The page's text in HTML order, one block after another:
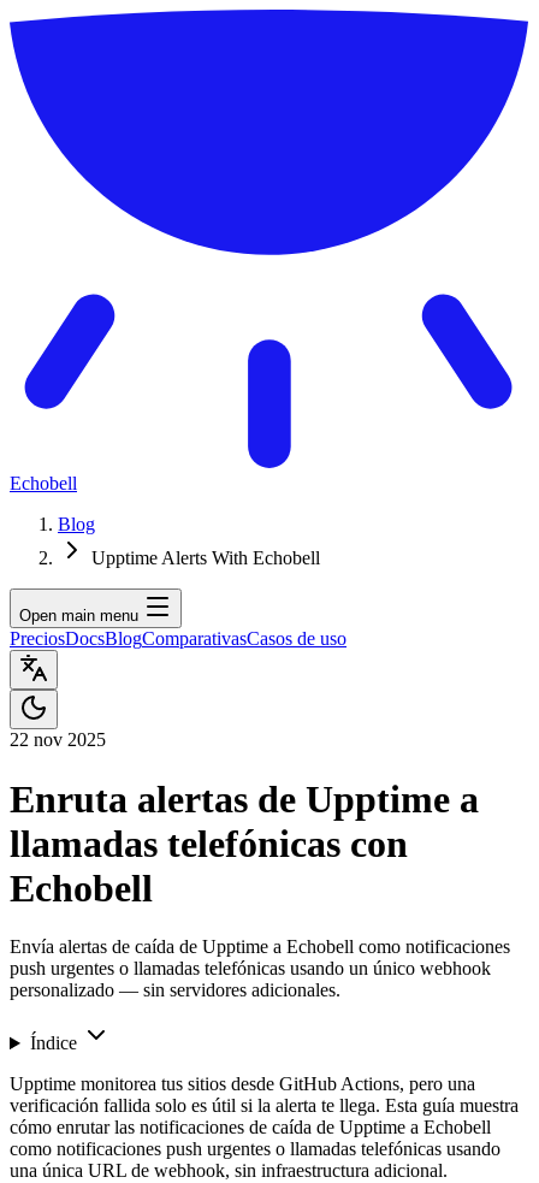
Echobell
Blog
Upptime Alerts With Echobell
Open main menu
PreciosDocsBlogComparativasCasos de uso
22 nov 2025
Enruta alertas de Upptime a
llamadas telefónicas con
Echobell
Envía alertas de caída de Upptime a Echobell como notificaciones
push urgentes o llamadas telefónicas usando un único webhook
personalizado — sin servidores adicionales.
Índice
Upptime monitorea tus sitios desde GitHub Actions, pero una
verificación fallida solo es útil si la alerta te llega. Esta guía muestra
cómo enrutar las notificaciones de caída de Upptime a Echobell
como notificaciones push urgentes o llamadas telefónicas usando
una única URL de webhook, sin infraestructura adicional.